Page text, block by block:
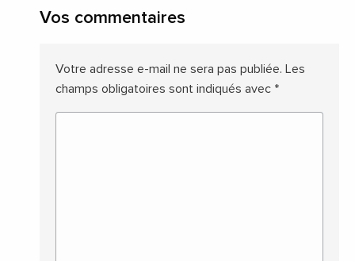
Vos commentaires
Votre adresse e-mail ne sera pas publiée. Les
champs obligatoires sont indiqués avec *